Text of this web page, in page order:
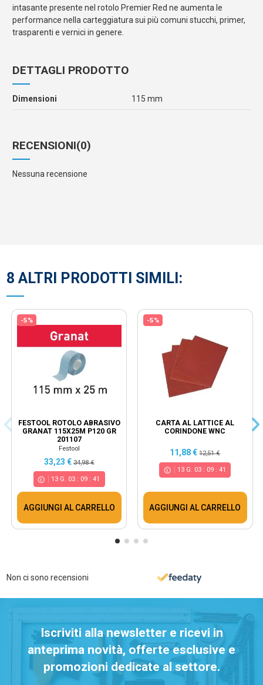
intasante presente nel rotolo Premier Red ne aumenta le
performance nella carteggiatura sui più comuni stucchi, primer,
trasparenti e vernici in genere.
DETTAGLI PRODOTTO
Dimensioni 115 mm
RECENSIONI(0)
Nessuna recensione
8 ALTRI PRODOTTI SIMILI:
-5%
FESTOOL ROTOLO ABRASIVO
GRANAT 115X25M P120 GR
201107
Festool
33,23 € 34,98 €
13 G. 03 : 09 :41
AGGIUNGI AL CARRELLO
-5%
CARTA AL LATTICE AL
CORINDONE WNC
11,88 €12,51 €
13G. 03: 09: 41
AGGIUNGI AL CARRELLO
Non ci sono recensioni
Iscriviti alla newsletter e ricevi in
anteprima novità, offerte esclusive e
promozioni dedicate al settore.